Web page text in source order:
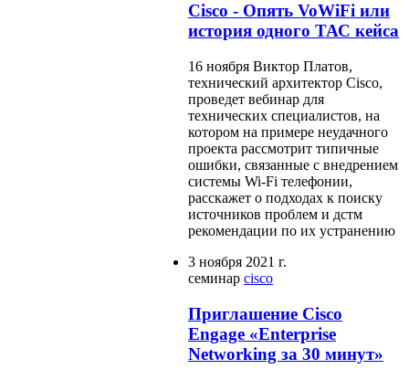
Cisco - Опять VoWiFi или
история одного ТАС кейса
16 ноября Виктор Платов,
технический архитектор Cisco,
проведет вебинар для
технических специалистов, на
котором на примере неудачного
проекта рассмотрит типичные
ошибки, связанные с внедрением
системы Wi-Fi телефонии,
расскажет о подходах к поиску
источников проблем и дстм
рекомендации по их устранению
3 ноября 2021 г.
семинар cisco
Приглашение Cisco
Engage «Enterprise
Networking за 30 минут»